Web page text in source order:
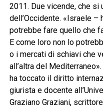
2011. Due vicende, che
dell’Occidente. «Israele –
potrebbe fare quello che
E come loro non lo
o i mercati di schiavi che
all’altra del
ha toccato il diritto
giurista e docente
Graziano Graziani,